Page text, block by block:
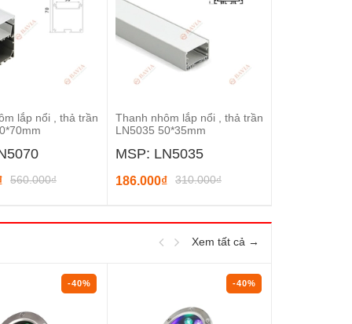
lắp nổi , thả trần
560.000₫
Thanh nhôm lắp nổi , thả trần
LN5035 50*35mm
MSP: LN5035
186.000₫ 310.000₫
Xem tất cả →
-40% -40%